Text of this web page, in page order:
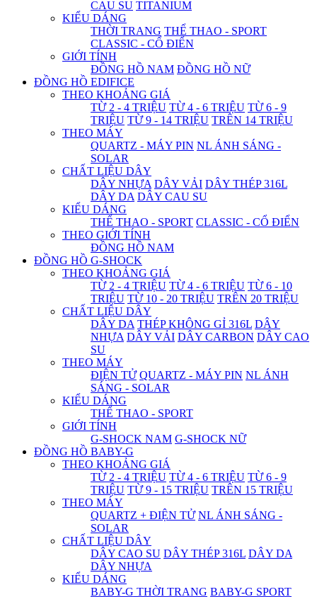
CAU SU TITANIUM
KIỂU DÁNG
THỜI TRANG THỂ THAO - SPORT
CLASSIC - CỔ ĐIỂN
GIỚI TÍNH
ĐỒNG HỒ NAM ĐỒNG HỒ NỮ
ĐỒNG HỒ EDIFICE
THEO KHOẢNG GIÁ
TỪ 2 - 4 TRIỆU TỪ 4 - 6 TRIỆU TỪ 6 - 9
TRIỆU TỪ 9 - 14 TRIỆU TRÊN 14 TRIỆU
THEO MÁY
QUARTZ - MÁY PIN NL ÁNH SÁNG -
SOLAR
CHẤT LIỆU DÂY
DÂY NHỰA DÂY VẢI DÂY THÉP 316L
DÂY DA DÂY CAU SU
KIỂU DÁNG
THỂ THAO - SPORT CLASSIC - CỔ ĐIỂN
THEO GIỚI TÍNH
ĐỒNG HỒ NAM
ĐỒNG HỒ G-SHOCK
THEO KHOẢNG GIÁ
TỪ 2 - 4 TRIỆU TỪ 4 - 6 TRIỆU TỪ 6 - 10
TRIỆU TỪ 10 - 20 TRIỆU TRÊN 20 TRIỆU
CHẤT LIỆU DÂY
DÂY DA THÉP KHÔNG GỈ 316L DÂY
NHỰA DÂY VẢI DÂY CARBON DÂY CAO
SU
THEO MÁY
ĐIỆN TỬ QUARTZ - MÁY PIN NL ÁNH
SÁNG - SOLAR
KIỂU DÁNG
THỂ THAO - SPORT
GIỚI TÍNH
G-SHOCK NAM G-SHOCK NỮ
ĐỒNG HỒ BABY-G
THEO KHOẢNG GIÁ
TỪ 2 - 4 TRIỆU TỪ 4 - 6 TRIỆU TỪ 6 - 9
TRIỆU TỪ 9 - 15 TRIỆU TRÊN 15 TRIỆU
THEO MÁY
QUARTZ + ĐIỆN TỬ NL ÁNH SÁNG -
SOLAR
CHẤT LIỆU DÂY
DÂY CAO SU DÂY THÉP 316L DÂY DA
DÂY NHỰA
KIỂU DÁNG
BABY-G THỜI TRANG BABY-G SPORT